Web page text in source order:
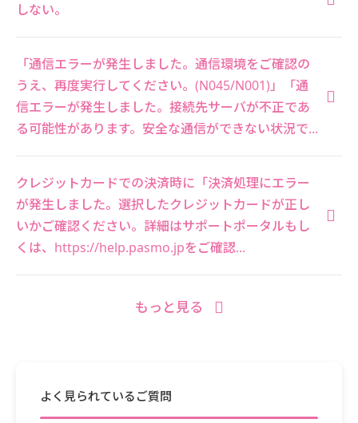
しない。
「通信エラーが発生しました。通信環境をご確認の
うえ、再度実行してください。(N045/N001)」「通
信エラーが発生しました。接続先サーバが不正であ
る可能性があります。安全な通信ができない状況で...
クレジットカードでの決済時に「決済処理にエラー
が発生しました。選択したクレジットカードが正し
いかご確認ください。詳細はサポートポータルもし
くは、https://help.pasmo.jpをご確認...
もっと見る
よく見られているご質問